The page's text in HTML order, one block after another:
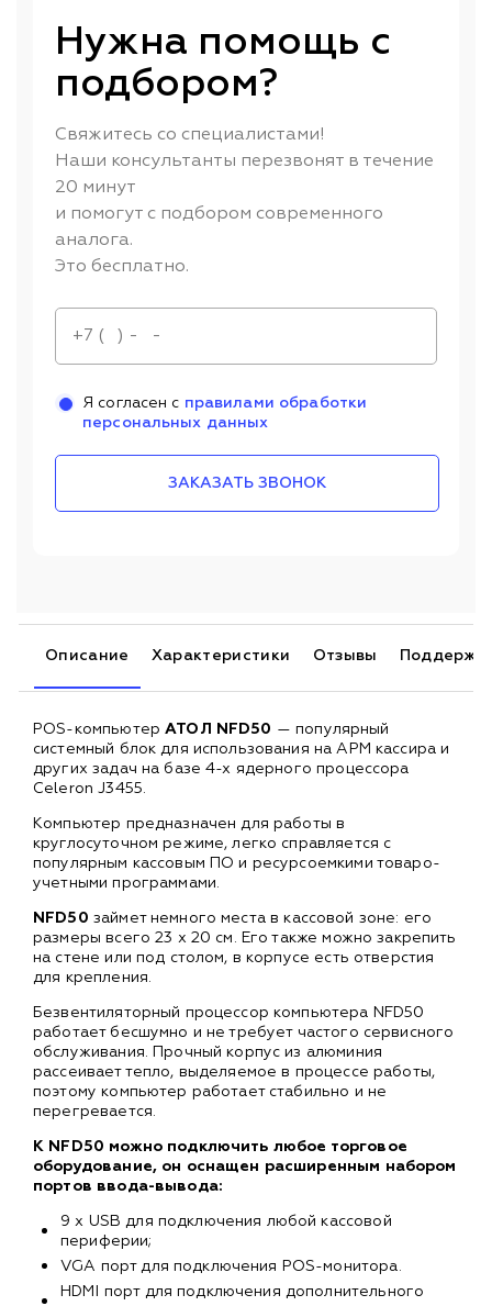
Нужна помощь с
подбором?
Свяжитесь со специалистами!
Наши консультанты перезвонят в течение
20 минут
и помогут с подбором современного
аналога.
Это бесплатно.
Я согласен с правилами обработки
персональных данных
ЗАКАЗАТЬ ЗВОНОК
Описание Характеристики Отзывы
POS-компьютерАТОЛ NFD50 — популярный
системный блок для использования на АРМ кассира и
других задач на базе 4-х ядерного процессора
Celeron J3455.
Компьютер предназначен для работы в
круглосуточном режиме, легко справляется с
популярным кассовым ПО и ресурсоемкими товаро-
учетными программами.
NFD50 займет немного места в кассовой зоне: его
размеры всего 23 х 20 см. Его также можно закрепить
на стене или под столом, в корпусе есть отверстия
для крепления.
Безвентиляторный процессор компьютера NFD50
работает бесшумно и не требует частого сервисного
обслуживания. Прочный корпус из алюминия
рассеивает тепло, выделяемое в процессе работы,
поэтому компьютер работает стабильно и не
перегревается.
К NFD50 можно подключить любое торговое
оборудование, он оснащен расширенным набором
портов ввода-вывода:
9 х USB для подключения любой кассовой
периферии;
VGA порт для подключения POS-монитора.
HDMI порт для подключения дополнительного